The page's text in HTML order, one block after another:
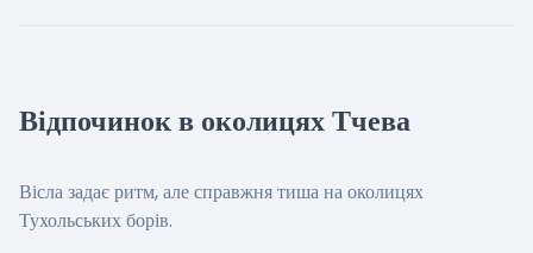
Відпочинок в околицях Тчева
Вісла задає ритм, але справжня тиша на околицях
Тухольських борів.